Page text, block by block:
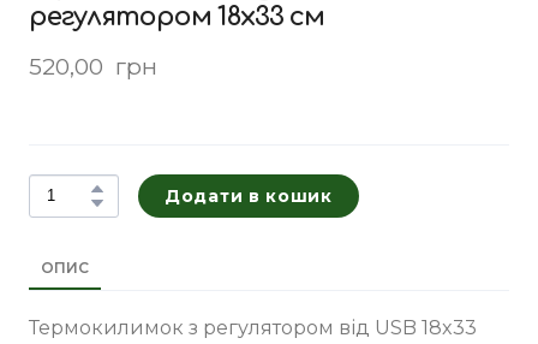
регулятором 18x33 см
520,00  грн
Додати в кошик
ОПИС
Термокилимок з регулятором від USB 18x33